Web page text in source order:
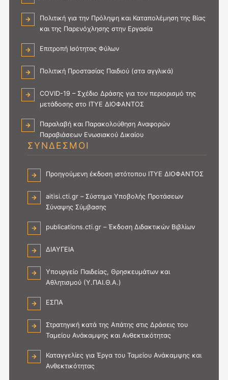
Πολιτική για την Πρόληψη και Καταπολέμηση της Βίας
και της Παρενόχλησης στην Εργασία
Επιτροπή Ισότητας Φύλων
Πολιτική Προστασίας Παιδιού (στα αγγλικά)
COVID-19 – Σχέδιο Δράσης για τον περιορισμό της
μετάδοσης στο ΙΤΥΕ ΔΙΟΦΑΝΤΟΣ
Παραλαβή και Παρακολούθηση Αναφορών
Παραβιάσεων Ενωσιακού Δικαίου
ΣΥΝΔΕΣΜΟΙ
Προηγούμενη έκδοση ιστότοπου ΙΤΥΕ ΔΙΟΦΑΝΤΟΣ
aitisi.cti.gr – Σύστημα Υποβολής Προτάσεων
Σύναψης Σύμβασης
publications.cti.gr – Έκδοση Διδακτικών Βιβλίων
ΔΙΑΥΓΕΙΑ
Υπουργείο Παιδείας, Θρησκευμάτων και
Αθλητισμού (Υ.ΠΑΙ.Θ.Α.)
ΕΣΠΑ
Στρατηγική κατά της Απάτης στις Δράσεις του
Ταμείου Ανάκαμψης και Ανθεκτικότητας
Καταγγελίες για Έργα του Ταμείου Ανάκαμψης και
Ανθεκτικότητας